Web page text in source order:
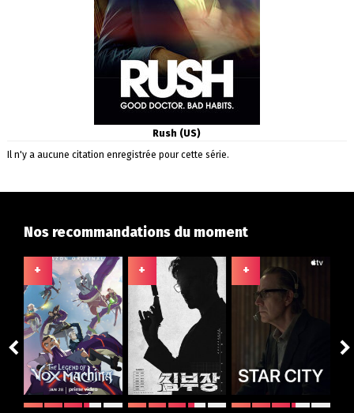
Rush (US)
Il n'y a aucune citation enregistrée pour cette série.
Nos recommandations du moment
+ + +